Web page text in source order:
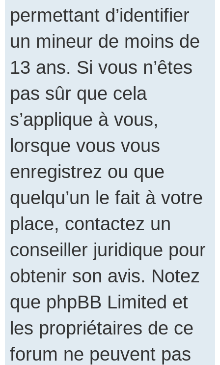
permettant d’identifier
un mineur de moins de
13 ans. Si vous n’êtes
pas sûr que cela
s’applique à vous,
lorsque vous vous
enregistrez ou que
quelqu’un le fait à votre
place, contactez un
conseiller juridique pour
obtenir son avis. Notez
que phpBB Limited et
les propriétaires de ce
forum ne peuvent pas